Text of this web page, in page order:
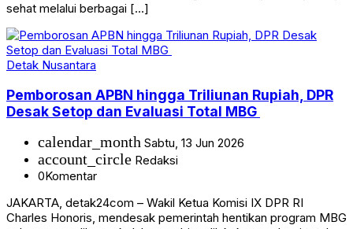
sehat melalui berbagai […]
Detak Nusantara
Pemborosan APBN hingga Triliunan Rupiah, DPR
Desak Setop dan Evaluasi Total MBG
calendar_month Sabtu, 13 Jun 2026
account_circle Redaksi
0Komentar
JAKARTA, detak24com – Wakil Ketua Komisi IX DPR RI
Charles Honoris, mendesak pemerintah hentikan program MBG